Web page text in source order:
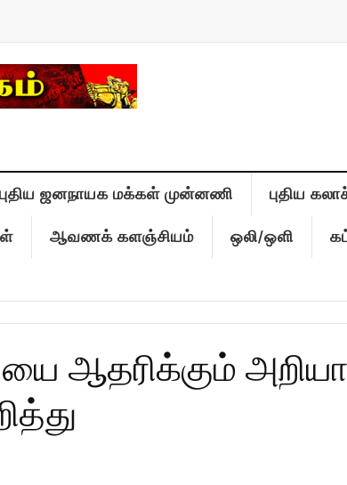
புதிய ஜனநாயக மக்கள் முன்னணி புதிய
ஆவணக் களஞ்சியம் ஒலி/ஒளி
ஆதரிக்கும்